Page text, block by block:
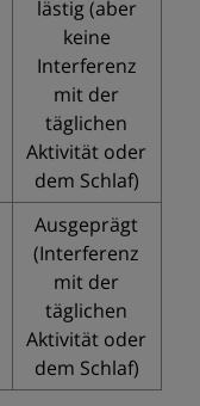
lästig (aber
keine
Interferenz
mit der
täglichen
Aktivität oder
dem Schlaf)
Ausgeprägt
(Interferenz
mit der
täglichen
Aktivität oder
dem Schlaf)